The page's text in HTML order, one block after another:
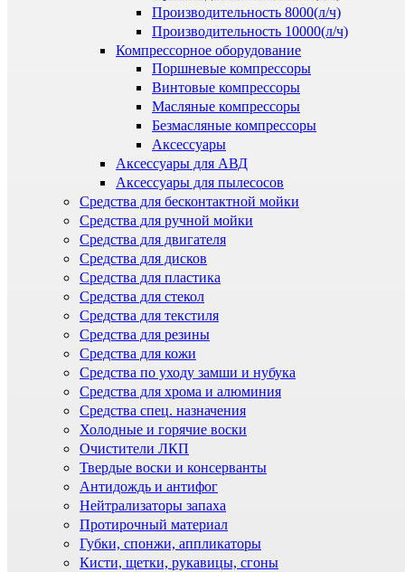
Производительность 8000(л/ч)
Производительность 10000(л/ч)
Компрессорное оборудование
Поршневые компрессоры
Винтовые компрессоры
Масляные компрессоры
Безмасляные компрессоры
Аксессуары
Аксессуары для АВД
Аксессуары для пылесосов
Средства для бесконтактной мойки
Средства для ручной мойки
Средства для двигателя
Средства для дисков
Средства для пластика
Средства для стекол
Средства для текстиля
Средства для резины
Средства для кожи
Средства по уходу замши и нубука
Средства для хрома и алюминия
Средства спец. назначения
Холодные и горячие воски
Очистители ЛКП
Твердые воски и консерванты
Антидождь и антифог
Нейтрализаторы запаха
Протирочный материал
Губки, спонжи, аппликаторы
Кисти, щетки, рукавицы, сгоны